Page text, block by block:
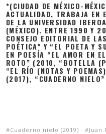
*(CIUDAD DE MÉXICO-
ACTUALIDAD, TRABAJA EN
DE LA UNIVERSIDAD
(MÉXICO). ENTRE 1990 Y
CONSEJO EDITORIAL DE
POÉTICA” Y “EL POETA Y
EN POESÍA “EL AMOR EN
ROTO” (2010, “BOTELLA
“EL RÍO (NOTAS Y
(2017), “CUADERNO
Cuaderno nielo (2019)
Juan